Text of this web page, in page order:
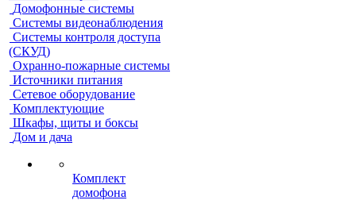
Домофонные системы
Системы видеонаблюдения
Системы контроля доступа
(СКУД)
Охранно-пожарные системы
Источники питания
Сетевое оборудование
Комплектующие
Шкафы, щиты и боксы
Дом и дача
Комплект
домофона